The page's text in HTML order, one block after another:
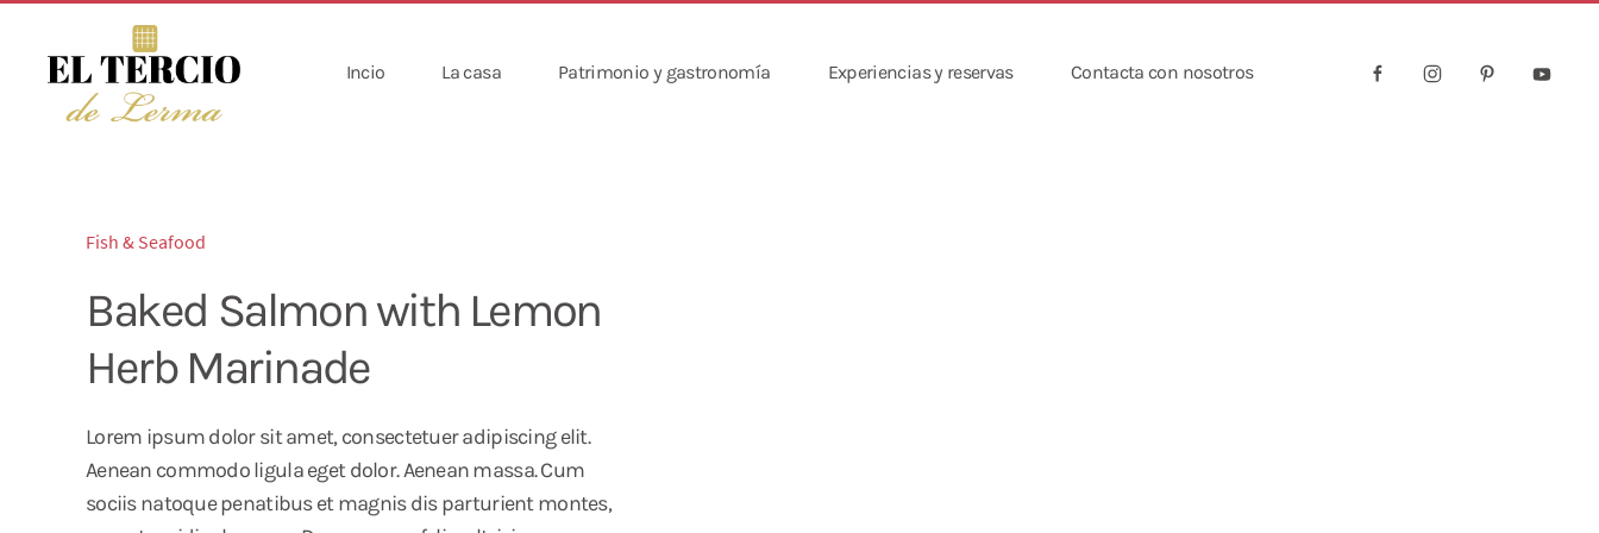
Incio La casa Patrimonio y gastronomía Experiencias y reservas Contacta con nosotros
Fish & Seafood
Baked Salmon with Lemon
Herb Marinade
Lorem ipsum dolor sit amet, consectetuer adipiscing elit.
Aenean commodo ligula eget dolor. Aenean massa. Cum
sociis natoque penatibus et magnis dis parturient montes,